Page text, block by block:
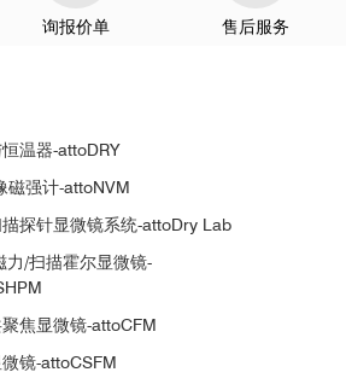
询报价单 售后服务
温器-attoDRY
磁强计-attoNVM
探针显微镜系统-attoDry Lab
力/扫描霍尔显微镜-
焦显微镜-attoCFM
镜-attoCSFM